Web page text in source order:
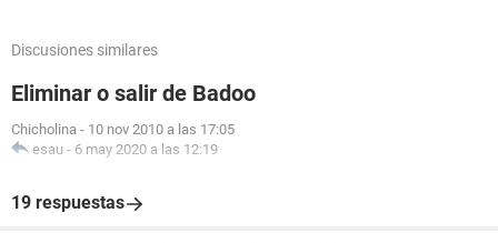
Discusiones similares
Eliminar o salir de Badoo
Chicholina - 10 nov 2010 a las 17:05
esau - 6 may 2020 a las 12:19
19 respuestas